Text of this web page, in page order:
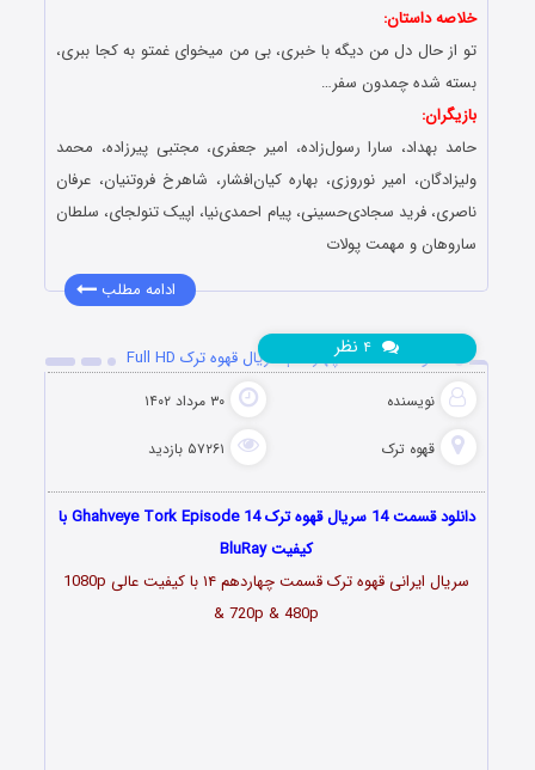
خلاصه داستان:
تو از حال دل من دیگه با خبری، بی من میخوای غمتو به کجا ببری،
بسته شده چمدون سفر…
بازیگران:
حامد بهداد، سارا رسول‌زاده، امیر جعفری، مجتبی پیرزاده، محمد
ولیزادگان، امیر نوروزی، بهاره کیان‌افشار، شاهرخ فروتنیان، عرفان
ناصری، فرید سجادی‌حسینی، پیام احمدی‌نیا، اپیک تنولجای، سلطان
ساروهان و مهمت پولات
ادامه مطلب
دانلود قسمت 14 چهاردهم سریال قهوه ترک Full HD
نویسنده ۳۰ مرداد ۱۴۰۲
قهوه ترک ۵۷۲۶۱ بازدید
نظر
دانلود قسمت 14 سریال قهوه ترک Ghahveye Tork Episode 14 با
کیفیت BluRay
سریال ایرانی قهوه ترک قسمت چهاردهم ۱۴ با کیفیت عالی 1080p
& 720p & 480p